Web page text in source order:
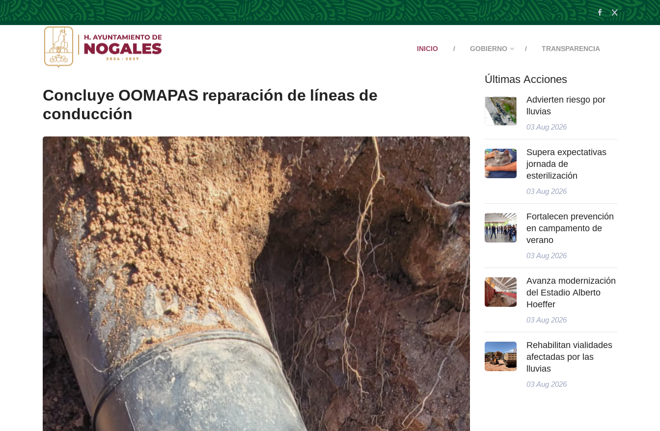
INICIO GOBIERNO TRANSPARENCIA
Concluye OOMAPAS reparación de líneas de
conducción
Últimas Acciones
Advierten riesgo por
lluvias
03 Aug 2026
Supera expectativas
jornada de
esterilización
03 Aug 2026
Fortalecen prevención
en campamento de
verano
03 Aug 2026
Avanza modernización
del Estadio Alberto
Hoeffer
03 Aug 2026
Rehabilitan vialidades
afectadas por las
lluvias
03 Aug 2026